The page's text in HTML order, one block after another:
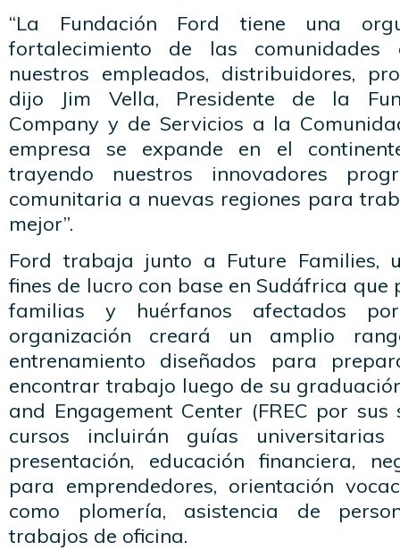
“La Fundación Ford tiene una
fortalecimiento de las
nuestros empleados, distribuidores,
dijo Jim Vella, Presidente de la
Company y de Servicios a la
empresa se expande en el
trayendo nuestros innovadores
comunitaria a nuevas regiones para
mejor”.
Ford trabaja junto a Future Families,
fines de lucro con base en Sudáfrica
familias y huérfanos afectados
organización creará un amplio
entrenamiento diseñados para
encontrar trabajo luego de su
and Engagement Center (FREC por
cursos incluirán guías
presentación, educación financiera,
para emprendedores, orientación
como plomería, asistencia de
trabajos de oficina.